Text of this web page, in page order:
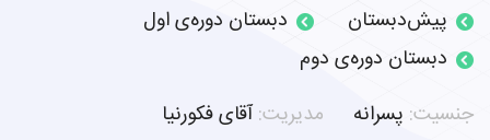
پیش‌دبستان
دبستان دوره‌ی اول
دبستان دوره‌ی دوم
جنسیت: پسرانه مدیریت:آقای فکورنیا